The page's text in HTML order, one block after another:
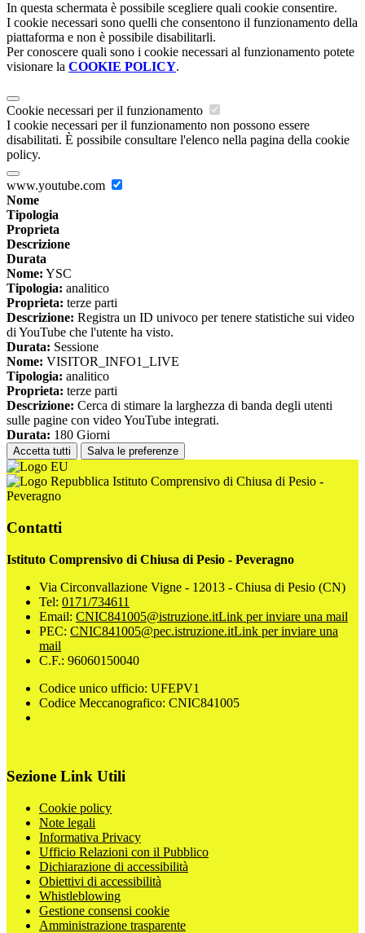
In questa schermata è possibile scegliere quali cookie consentire.
I cookie necessari sono quelli che consentono il funzionamento della
piattaforma e non è possibile disabilitarli.
Per conoscere quali sono i cookie necessari al funzionamento potete
visionare la COOKIE POLICY.
Cookie necessari per il funzionamento
I cookie necessari per il funzionamento non possono essere
disabilitati. È possibile consultare l'elenco nella pagina della cookie
policy.
www.youtube.com
Nome
Tipologia
Proprieta
Descrizione
Durata
Nome: YSC
Tipologia: analitico
Proprieta: terze parti
Descrizione: Registra un ID univoco per tenere statistiche sui video
di YouTube che l'utente ha visto.
Durata: Sessione
Nome: VISITOR_INFO1_LIVE
Tipologia: analitico
Proprieta: terze parti
Descrizione: Cerca di stimare la larghezza di banda degli utenti
sulle pagine con video YouTube integrati.
Durata: 180 Giorni
Accetta tutti Salva le preferenze
Istituto Comprensivo di Chiusa di Pesio -
Peveragno
Contatti
Istituto Comprensivo di Chiusa di Pesio - Peveragno
Via Circonvallazione Vigne - 12013 - Chiusa di Pesio (CN)
Tel: 0171/734611
Email: CNIC841005@istruzione.itLink per inviare una mail
PEC: CNIC841005@pec.istruzione.itLink per inviare una
mail
C.F.: 96060150040
Codice unico ufficio: UFEPV1
Codice Meccanografico: CNIC841005
Sezione Link Utili
Cookie policy
Note legali
Informativa Privacy
Ufficio Relazioni con il Pubblico
Dichiarazione di accessibilità
Obiettivi di accessibilità
Whistleblowing
Gestione consensi cookie
Amministrazione trasparente